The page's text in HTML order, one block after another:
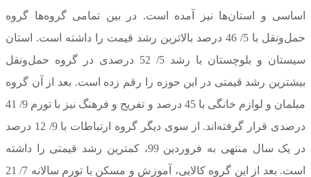
اساسی و استان‌ها نیز آمده است. در بین تمامی گروه‌ها گروه
حمل‌و‌نقل با 5/ 46 درصد بالاترین رشد قیمت را داشته است. استان
سیستان و بلوچستان با رشد 5/ 52 درصدی در گروه حمل‌و‌نقل
بیشترین رشد قیمتی در این حوزه را رقم زده است. بعد از آن گروه
مبلمان و لوازم خانگی با 45 درصد و تفریح و فرهنگ نیز با تورم 9/ 41
درصدی قرار گرفته‌اند. از سوی دیگر گروه ارتباطات با 9/ 12 درصد
در یک سال منتهی به فروردین 99، کمترین رشد قیمتی را داشته
است. بعد از این گروه کالایی، آموزش و مسکن با تورم سالانه 7/ 21